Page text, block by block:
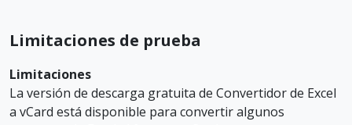
Limitaciones de prueba
Limitaciones
La versión de descarga gratuita de Convertidor de Excel
a vCard está disponible para convertir algunos